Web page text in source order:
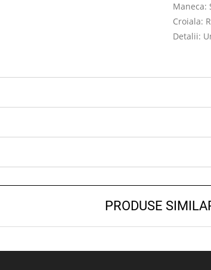
Maneca:
Croiala:
Detalii:
PRODUSE